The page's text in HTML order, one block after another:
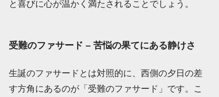
と喜びに心が温かく満たされることでしょう。
受難のファサード – 苦悩の果てにある静けさ
生誕のファサードとは対照的に、西側の夕日の差
す方角にあるのが「受難のファサード」です。こ